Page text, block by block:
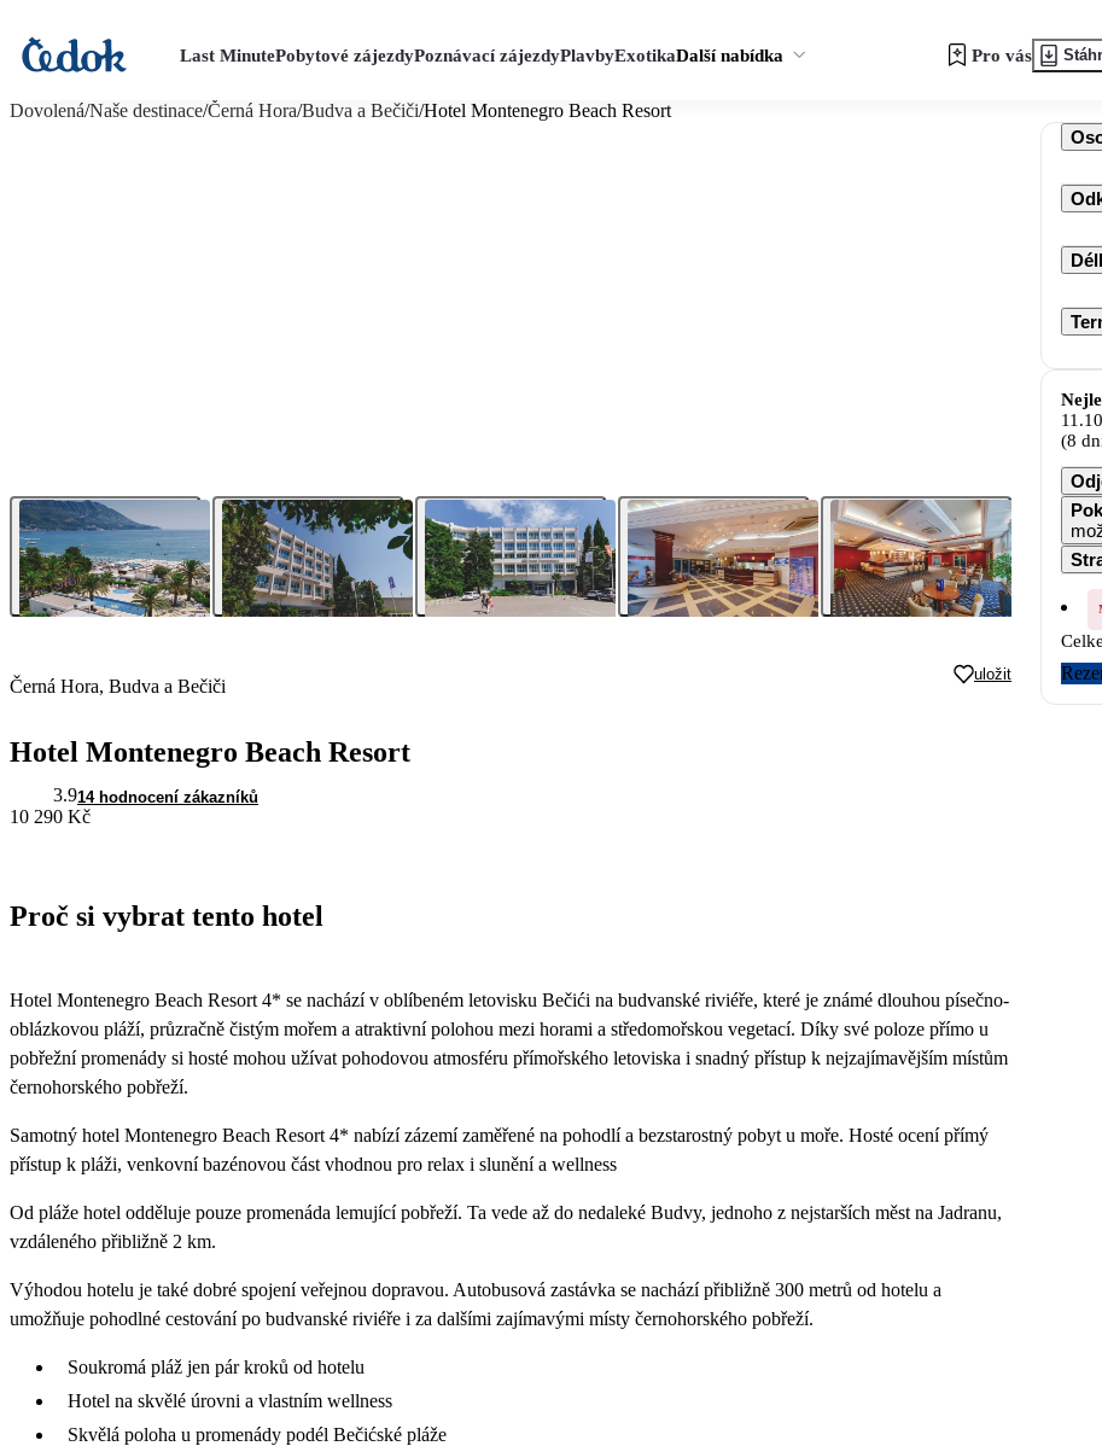
Last MinutePobytové zájezdyPoznávací zájezdyPlavbyExotikaDalší nabídka Pro vás
Dovolená/Naše destinace/Černá Hora/Budva a Bečiči/Hotel Montenegro Beach Resort
Černá Hora, Budva a Bečiči
uložit
Hotel Montenegro Beach Resort
3.914 hodnocení zákazníků
10 290 Kč
Proč si vybrat tento hotel
Hotel Montenegro Beach Resort 4* se nachází v oblíbeném letovisku Bečići na budvanské riviéře, které je známé dlouhou písečno-
oblázkovou pláží, průzračně čistým mořem a atraktivní polohou mezi horami a středomořskou vegetací. Díky své poloze přímo u
pobřežní promenády si hosté mohou užívat pohodovou atmosféru přímořského letoviska i snadný přístup k nejzajímavějším místům
černohorského pobřeží.
Samotný hotel Montenegro Beach Resort 4* nabízí zázemí zaměřené na pohodlí a bezstarostný pobyt u moře. Hosté ocení přímý
přístup k pláži, venkovní bazénovou část vhodnou pro relax i slunění a wellness
Od pláže hotel odděluje pouze promenáda lemující pobřeží. Ta vede až do nedaleké Budvy, jednoho z nejstarších měst na Jadranu,
vzdáleného přibližně 2 km.
Výhodou hotelu je také dobré spojení veřejnou dopravou. Autobusová zastávka se nachází přibližně 300 metrů od hotelu a
umožňuje pohodlné cestování po budvanské riviéře i za dalšími zajímavými místy černohorského pobřeží.
Soukromá pláž jen pár kroků od hotelu
Hotel na skvělé úrovni a vlastním wellness
Skvělá poloha u promenády podél Bečićské pláže
11.10
(8